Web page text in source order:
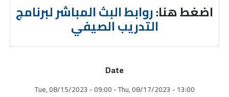
اضغط هنا:روابط البث المباشر لبرنامج
التدريب الصيفي
Date
Tue, 08/15/2023 - 09:00-Thu, 08/17/2023 - 13:00